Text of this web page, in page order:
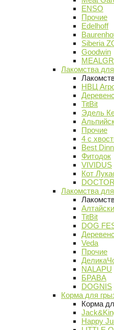
ENSO
Прочие
Edelhoff
Siberia
Goodwin
Лакомства
НВЦ
TitBit
Эдель
Прочие
4 с
Best
Фитодок
VIVIDUS
Кот
Лакомства
TitBit
DOG
Veda
Прочие
NALAPU
БРАВА
DOGNIS
Корма для
Корма
Happy